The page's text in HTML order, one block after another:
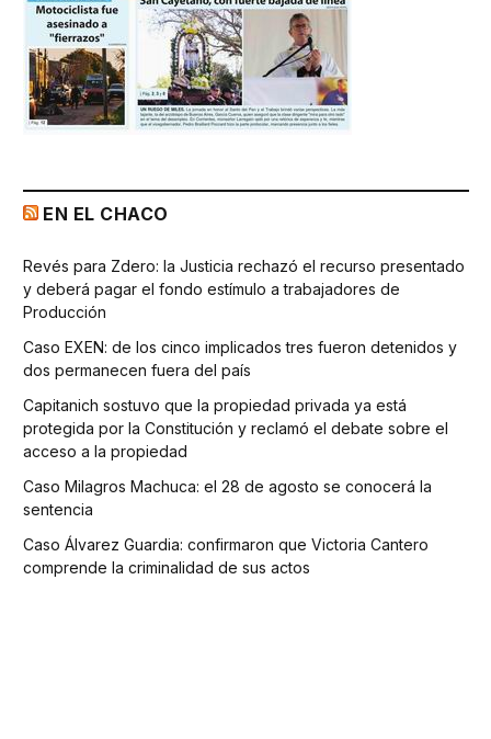
EN EL CHACO
Revés para Zdero: la Justicia rechazó el recurso presentado
y deberá pagar el fondo estímulo a trabajadores de
Producción
Caso EXEN: de los cinco implicados tres fueron detenidos y
dos permanecen fuera del país
Capitanich sostuvo que la propiedad privada ya está
protegida por la Constitución y reclamó el debate sobre el
acceso a la propiedad
Caso Milagros Machuca: el 28 de agosto se conocerá la
sentencia
Caso Álvarez Guardia: confirmaron que Victoria Cantero
comprende la criminalidad de sus actos